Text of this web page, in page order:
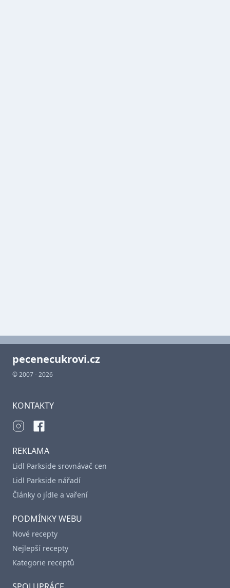
pecenecukrovi.cz
© 2007 - 2026
KONTAKTY
REKLAMA
Lidl Parkside srovnávač cen
Lidl Parkside nářadí
Články o jídle a vaření
PODMÍNKY WEBU
Nové recepty
Nejlepší recepty
Kategorie receptů